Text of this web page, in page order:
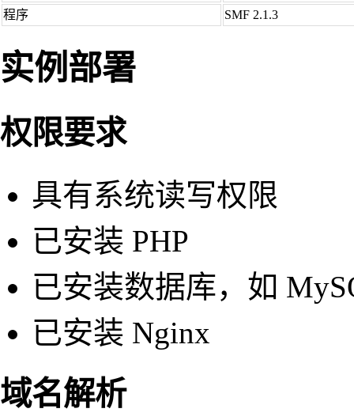
程序
SMF 2.1.3
实例部署
权限要求
具有系统读写权限
已安装 PHP
已安装数据库，如
已安装 Nginx
域名解析